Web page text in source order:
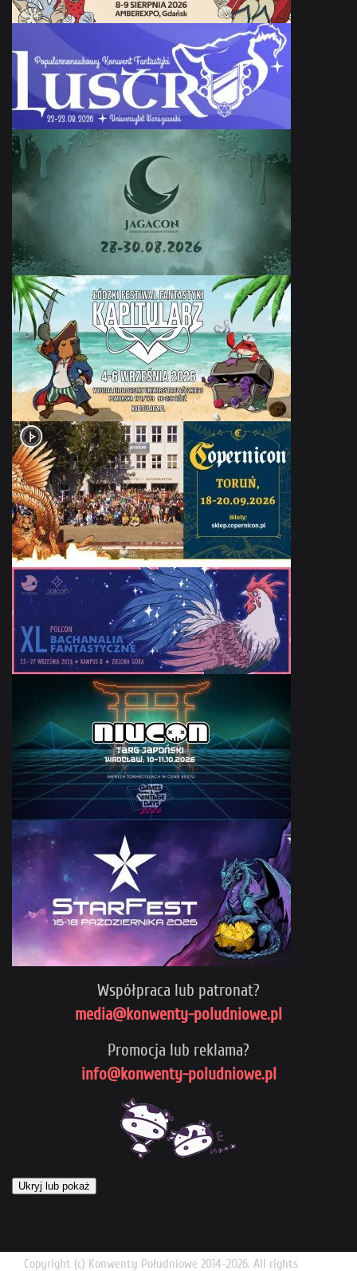
Współpraca lub patronat?
media@konwenty-poludniowe.pl
Promocja lub reklama?
info@konwenty-poludniowe.pl
Ukryj lub pokaż
Copyright (c) Konwenty Południowe 2014-2026. All rights